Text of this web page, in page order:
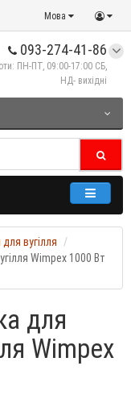
Мова
093-274-41-86
ПН-ПТ, 09:00-17:00 СБ,
НД- вихідні
для вугілля
Wimpex 1000 Вт
для
Wimpex